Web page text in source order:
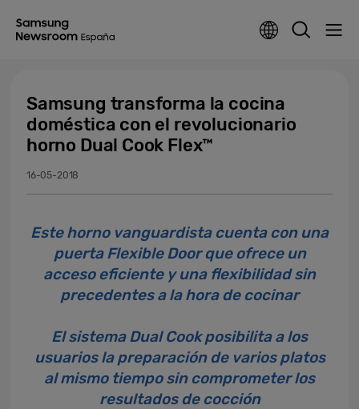
Samsung transforma la cocina
doméstica con el revolucionario
horno Dual Cook Flex™
16-05-2018
Este horno vanguardista cuenta con una
puerta Flexible Door que ofrece un
acceso eficiente y una flexibilidad sin
precedentes a la hora de cocinar
El sistema Dual Cook posibilita a los
usuarios la preparación de varios platos
al mismo tiempo sin comprometer los
resultados de cocción